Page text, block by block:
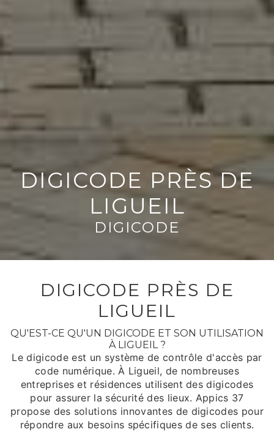
DIGICODE PRÈS DE
LIGUEIL
DIGICODE
DIGICODE PRÈS DE
LIGUEIL
QU'EST-CE QU'UN DIGICODE ET SON UTILISATION
À LIGUEIL ?
Le digicode est un système de contrôle d'accès par
code numérique. À Ligueil, de nombreuses
entreprises et résidences utilisent des digicodes
pour assurer la sécurité des lieux. Appics 37
propose des solutions innovantes de digicodes pour
répondre aux besoins spécifiques de ses clients.